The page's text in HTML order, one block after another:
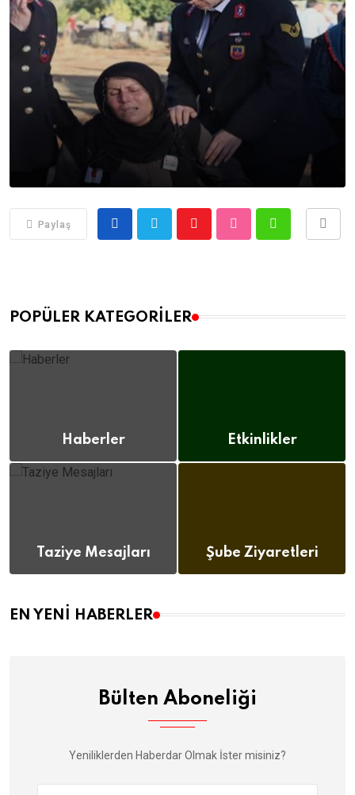
Paylaş
POPÜLER KATEGORILER
Haberler
(112)
Etkinlikler
Taziye Mesajları Şube Ziyaretleri
EN YENI HABERLER
Bülten Aboneliği
Yeniliklerden Haberdar Olmak İster misiniz?